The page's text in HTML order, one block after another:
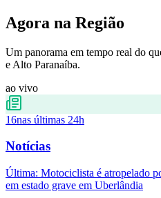
Agora na Região
Um panorama em tempo real do
e Alto Paranaíba.
ao vivo
16nas últimas 24h
Notícias
Última: Motociclista é atropelado
em estado grave em Uberlândia